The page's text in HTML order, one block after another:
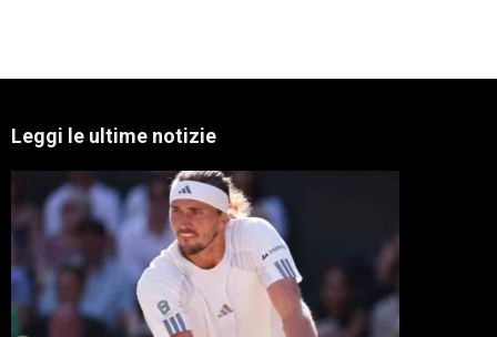
Leggi le ultime notizie